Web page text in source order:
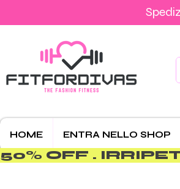
HOME ENTRA NELLO SHOP
50% OFF .